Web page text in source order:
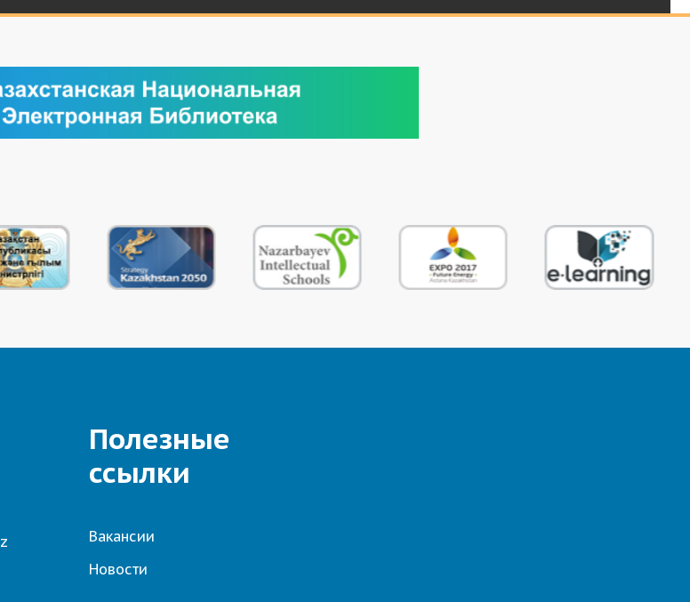
Полезные
ссылки
Вакансии
Новости